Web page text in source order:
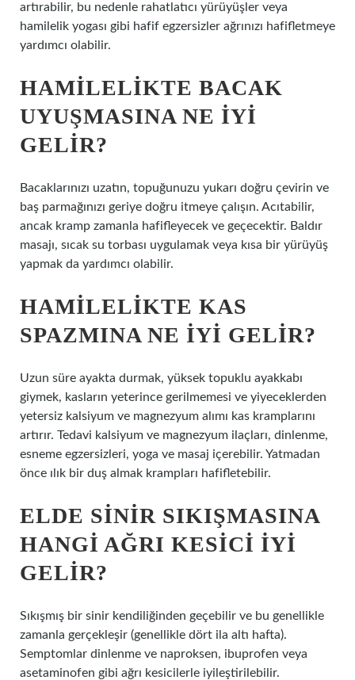
artırabilir, bu nedenle rahatlatıcı yürüyüşler veya
hamilelik yogası gibi hafif egzersizler ağrınızı hafifletmeye
yardımcı olabilir.
HAMILELIKTE BACAK
UYUŞMASINA NE IYI
GELIR?
Bacaklarınızı uzatın, topuğunuzu yukarı doğru çevirin ve
baş parmağınızı geriye doğru itmeye çalışın. Acıtabilir,
ancak kramp zamanla hafifleyecek ve geçecektir. Baldır
masajı, sıcak su torbası uygulamak veya kısa bir yürüyüş
yapmak da yardımcı olabilir.
HAMILELIKTE KAS
SPAZMINA NE IYI GELIR?
Uzun süre ayakta durmak, yüksek topuklu ayakkabı
giymek, kasların yeterince gerilmemesi ve yiyeceklerden
yetersiz kalsiyum ve magnezyum alımı kas kramplarını
artırır. Tedavi kalsiyum ve magnezyum ilaçları, dinlenme,
esneme egzersizleri, yoga ve masaj içerebilir. Yatmadan
önce ılık bir duş almak krampları hafifletebilir.
ELDE SINIR SIKIŞMASINA
HANGI AĞRI KESICI IYI
GELIR?
Sıkışmış bir sinir kendiliğinden geçebilir ve bu genellikle
zamanla gerçekleşir (genellikle dört ila altı hafta).
Semptomlar dinlenme ve naproksen, ibuprofen veya
asetaminofen gibi ağrı kesicilerle iyileştirilebilir.